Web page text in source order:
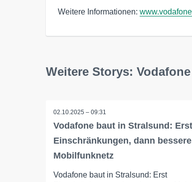
Weitere Informationen:
Weitere Storys:
02.10.2025 – 09:31
Vodafone baut in Stralsund: Erst
Einschränkungen, dann
Mobilfunknetz
Vodafone baut in Stralsund: Erst